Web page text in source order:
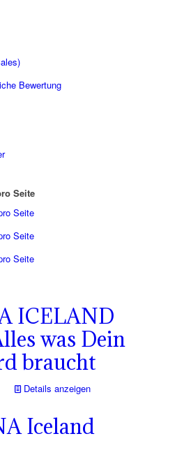
Bewertung
Seite
Seite
Seite
Seite
ICELAND
was Dein
braucht
Details anzeigen
Iceland